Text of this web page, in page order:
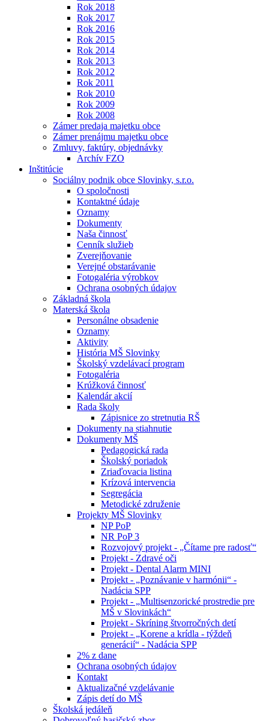
Rok 2018
Rok 2017
Rok 2016
Rok 2015
Rok 2014
Rok 2013
Rok 2012
Rok 2011
Rok 2010
Rok 2009
Rok 2008
Zámer predaja majetku obce
Zámer prenájmu majetku obce
Zmluvy, faktúry, objednávky
Archív FZO
Inštitúcie
Sociálny podnik obce Slovinky, s.r.o.
O spoločnosti
Kontaktné údaje
Oznamy
Dokumenty
Naša činnosť
Cenník služieb
Zverejňovanie
Verejné obstarávanie
Fotogaléria výrobkov
Ochrana osobných údajov
Základná škola
Materská škola
Personálne obsadenie
Oznamy
Aktivity
História MŠ Slovinky
Školský vzdelávací program
Fotogaléria
Krúžková činnosť
Kalendár akcií
Rada školy
Zápisnice zo stretnutia RŠ
Dokumenty na stiahnutie
Dokumenty MŠ
Pedagogická rada
Školský poriadok
Zriaďovacia listina
Krízová intervencia
Segregácia
Metodické združenie
Projekty MŠ Slovinky
NP PoP
NR PoP 3
Rozvojový projekt - „Čítame pre radosť“
Projekt - Zdravé oči
Projekt - Dental Alarm MINI
Projekt - „Poznávanie v harmónii“ -
Nadácia SPP
Projekt - „Multisenzorické prostredie pre
MŠ v Slovinkách“
Projekt - Skríning štvorročných detí
Projekt - „Korene a krídla - týždeň
generácií“ - Nadácia SPP
2% z dane
Ochrana osobných údajov
Kontakt
Aktualizačné vzdelávanie
Zápis detí do MŠ
Školská jedáleň